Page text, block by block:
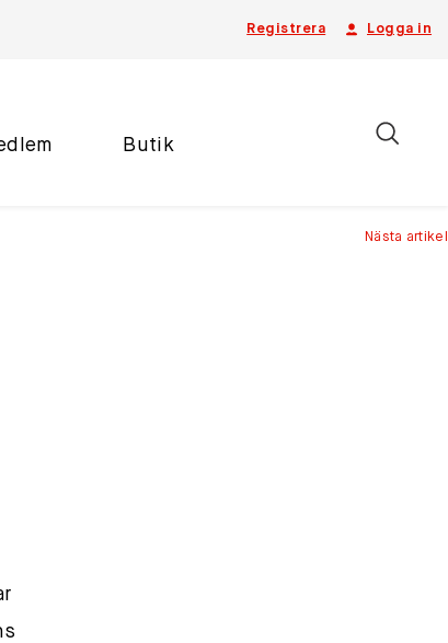
Registrera Logga in
Butik
Nästa artikel